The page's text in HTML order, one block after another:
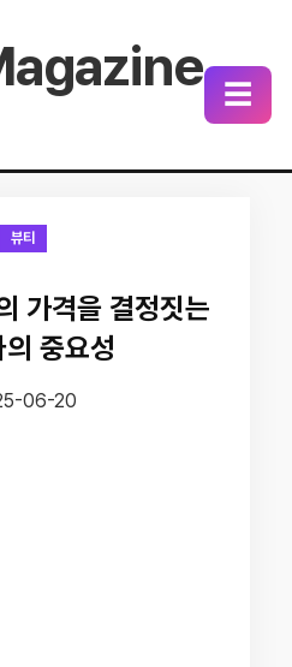
☰
뷰티
가격을 결정짓는
중요성
06-20